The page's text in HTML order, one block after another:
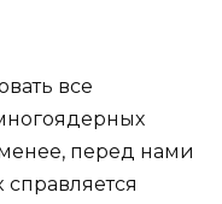
все
перед нами
справляется